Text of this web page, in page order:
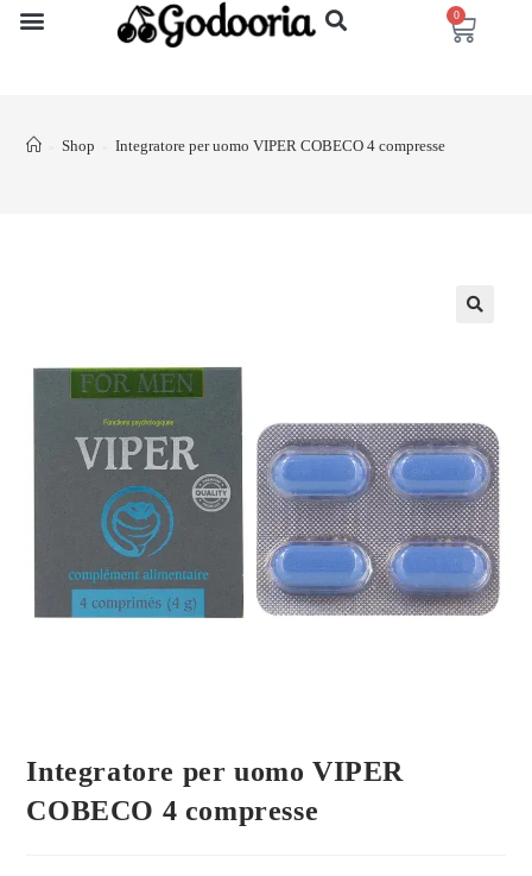
0
> Shop > Integratore per uomo VIPER COBECO 4 compresse
Integratore per uomo VIPER
COBECO 4 compresse